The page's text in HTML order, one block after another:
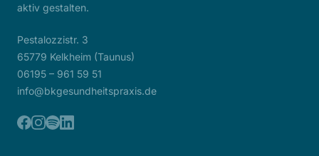
aktiv gestalten.
Pestalozzistr. 3
65779 Kelkheim (Taunus)
06195 – 961 59 51
info@bkgesundheitspraxis.de